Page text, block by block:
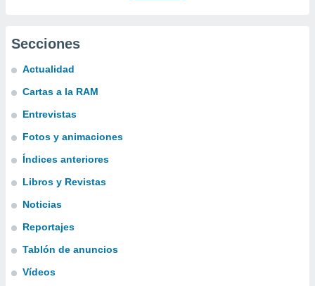
Secciones
Actualidad
Cartas a la RAM
Entrevistas
Fotos y animaciones
Índices anteriores
Libros y Revistas
Noticias
Reportajes
Tablón de anuncios
Vídeos